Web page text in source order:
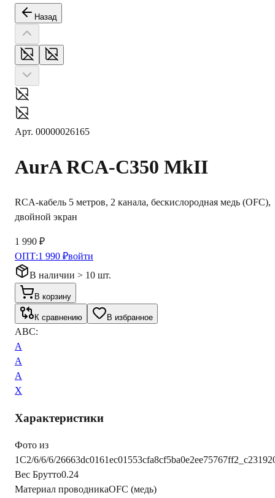
Назад
Арт. 00000026165
AurA RCA-C350 MkII
RCA-кабель 5 метров, 2 канала, бескислородная медь (OFC),
двойной экран
1 990 ₽
ОПТ:1 990 ₽войти
В наличии > 10 шт.
В корзину
К сравнению В избранное
ABC:
A
A
A
X
Характеристики
Фото из
1С2/6/6/6/
Вес Брутто0.24
Материал проводникаOFC (медь)